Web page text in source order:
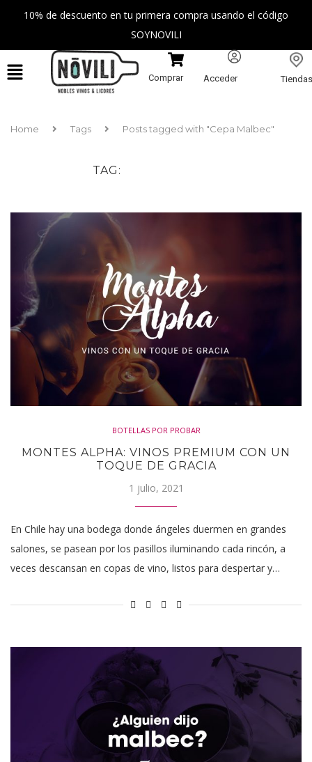
10% de descuento en tu primera compra usando el código
SOYNOVILI
Comprar Acceder Tiendas
Home Tags Posts tagged with "Cepa Malbec"
TAG
BOTELLAS POR PROBAR
MONTES ALPHA: VINOS PREMIUM CON UN
TOQUE DE GRACIA
1 julio, 2021
En Chile hay una bodega donde ángeles duermen en grandes
salones, se pasean por los pasillos iluminando cada rincón, a
veces descansan en copas de vino, listos para despertar y…